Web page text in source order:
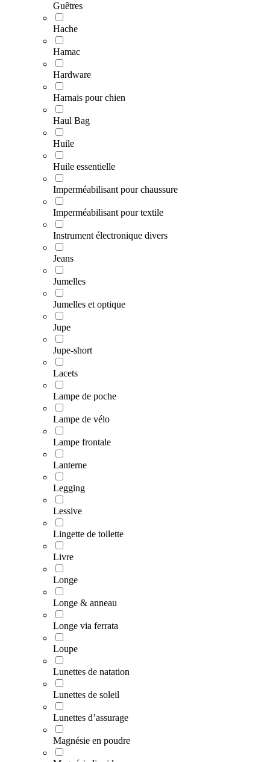
Guêtres
Hache
Hamac
Hardware
Harnais pour chien
Haul Bag
Huile
Huile essentielle
Imperméabilisant pour chaussure
Imperméabilisant pour textile
Instrument électronique divers
Jeans
Jumelles
Jumelles et optique
Jupe
Jupe-short
Lacets
Lampe de poche
Lampe de vélo
Lampe frontale
Lanterne
Legging
Lessive
Lingette de toilette
Livre
Longe
Longe & anneau
Longe via ferrata
Loupe
Lunettes de natation
Lunettes de soleil
Lunettes d’assurage
Magnésie en poudre